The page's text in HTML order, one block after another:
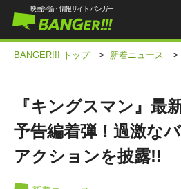
映画評論・情報サイト バンガー
BANGER!!! トップ > 新着ニュース >
『キングスマン』最
予告編着弾！過激な
アクションを披露!!